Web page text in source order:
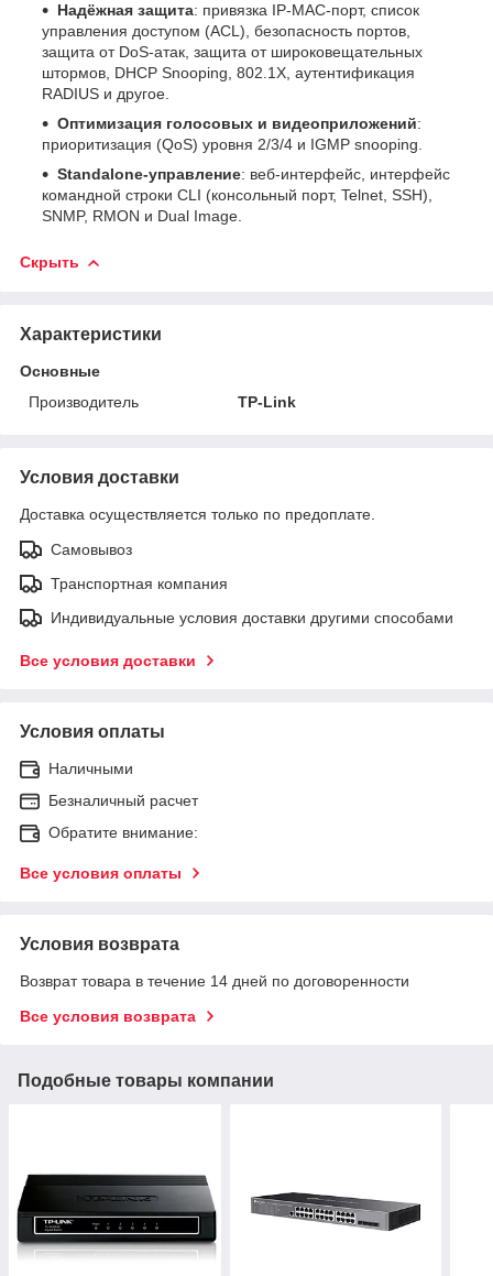
Надёжная защита: привязка IP‑MAC‑порт, список
управления доступом (ACL), безопасность портов,
защита от DoS‑атак, защита от широковещательных
штормов, DHCP Snooping, 802.1X, аутентификация
RADIUS и другое.
Оптимизация голосовых и видеоприложений:
приоритизация (QoS) уровня 2/3/4 и IGMP snooping.
Standalone-управление: веб‑интерфейс, интерфейс
командной строки CLI (консольный порт, Telnet, SSH),
SNMP, RMON и Dual Image.
Скрыть
Характеристики
Основные
Производитель
TP-Link
Условия доставки
Доставка осуществляется только по предоплате.
Самовывоз
Транспортная компания
Индивидуальные условия доставки другими способами
Все условия доставки
Условия оплаты
Наличными
Безналичный расчет
Обратите внимание:
Все условия оплаты
Условия возврата
Возврат товара в течение 14 дней по договоренности
Все условия возврата
Подобные товары компании